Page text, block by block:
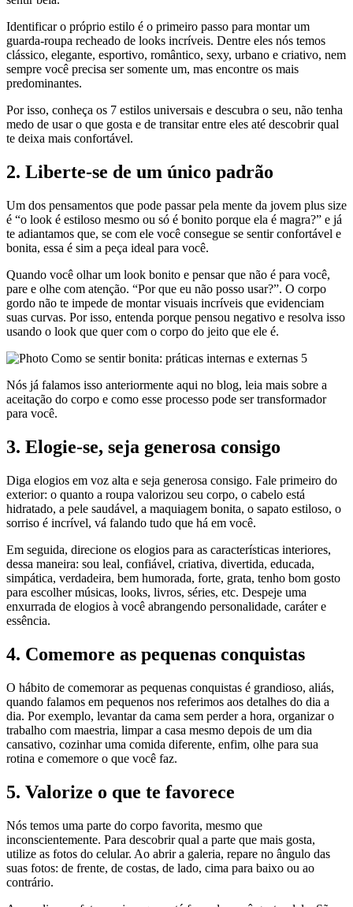
Identificar o próprio estilo é o primeiro passo para montar um
guarda-roupa recheado de looks incríveis. Dentre eles nós temos
clássico, elegante, esportivo, romântico, sexy, urbano e criativo, nem
sempre você precisa ser somente um, mas encontre os mais
predominantes.
Por isso, conheça os 7 estilos universais e descubra o seu, não tenha
medo de usar o que gosta e de transitar entre eles até descobrir qual
te deixa mais confortável.
2. Liberte-se de um único padrão
Um dos pensamentos que pode passar pela mente da jovem plus size
é “o look é estiloso mesmo ou só é bonito porque ela é magra?” e já
te adiantamos que, se com ele você consegue se sentir confortável e
bonita, essa é sim a peça ideal para você.
Quando você olhar um look bonito e pensar que não é para você,
pare e olhe com atenção. “Por que eu não posso usar?”. O corpo
gordo não te impede de montar visuais incríveis que evidenciam
suas curvas. Por isso, entenda porque pensou negativo e resolva isso
usando o look que quer com o corpo do jeito que ele é.
Nós já falamos isso anteriormente aqui no blog, leia mais sobre a
aceitação do corpo e como esse processo pode ser transformador
para você.
3. Elogie-se, seja generosa consigo
Diga elogios em voz alta e seja generosa consigo. Fale primeiro do
exterior: o quanto a roupa valorizou seu corpo, o cabelo está
hidratado, a pele saudável, a maquiagem bonita, o sapato estiloso, o
sorriso é incrível, vá falando tudo que há em você.
Em seguida, direcione os elogios para as características interiores,
dessa maneira: sou leal, confiável, criativa, divertida, educada,
simpática, verdadeira, bem humorada, forte, grata, tenho bom gosto
para escolher músicas, looks, livros, séries, etc. Despeje uma
enxurrada de elogios à você abrangendo personalidade, caráter e
essência.
4. Comemore as pequenas conquistas
O hábito de comemorar as pequenas conquistas é grandioso, aliás,
quando falamos em pequenos nos referimos aos detalhes do dia a
dia. Por exemplo, levantar da cama sem perder a hora, organizar o
trabalho com maestria, limpar a casa mesmo depois de um dia
cansativo, cozinhar uma comida diferente, enfim, olhe para sua
rotina e comemore o que você faz.
5. Valorize o que te favorece
Nós temos uma parte do corpo favorita, mesmo que
inconscientemente. Para descobrir qual a parte que mais gosta,
utilize as fotos do celular. Ao abrir a galeria, repare no ângulo das
suas fotos: de frente, de costas, de lado, cima para baixo ou ao
contrário.